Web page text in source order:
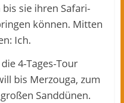
sie ihren Safari-
können. Mitten
Ich.
4-Tages-Tour
bis Merzouga, zum
Sanddünen.